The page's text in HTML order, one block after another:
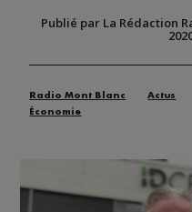
Publié par La Rédaction
Radio Mont Blanc
Actus
Économie